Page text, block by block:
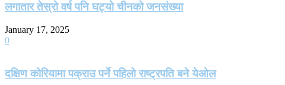
लगातार तेस्रो वर्ष पनि घट्यो चीनको जनसंख्या
January 17, 2025
0
दक्षिण कोरियामा पक्राउ पर्ने पहिलो राष्ट्रपति बने येओल